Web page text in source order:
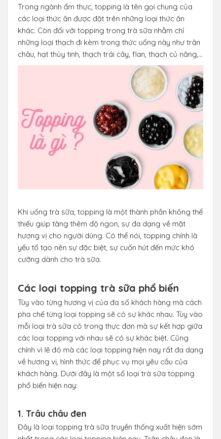
Trong ngành ẩm thực, topping là tên gọi chung của
các loại thức ăn được đặt trên những loại thức ăn
khác. Còn đối với topping trong trà sữa nhằm chỉ
những loại thạch đi kèm trong thức uống này như trân
châu, hạt thủy tinh, thạch trái cây, flan, thạch củ năng,...
Khi uống trà sữa, topping là một thành phần không thể
thiếu giúp tăng thêm độ ngon, sự đa dạng về mặt
hương vị cho người dùng. Có thể nói, topping chính là
yếu tố tạo nên sự đặc biệt, sự cuốn hút đến mức khó
cưỡng dành cho trà sữa.
Các loại topping trà sữa phổ biến
Tùy vào từng hương vị của đa số khách hàng mà cách
pha chế từng loại topping sẽ có sự khác nhau. Tùy vào
mỗi loại trà sữa có trong thực đơn mà sự kết hợp giữa
các loại topping với nhau sẽ có sự khác biệt. Cũng
chính vì lẽ đó mà các loại topping hiện nay rất đa dạng
về hương vị, hình thức để phục vụ mọi yêu cầu của
khách hàng. Dưới đây là một số loại trà sữa topping
phổ biến hiện nay:
1. Trâu châu đen
Đây là loại topping trà sữa truyền thống xuất hiện sớm